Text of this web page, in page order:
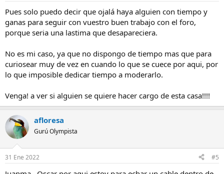
Pues solo puedo decir que ojalá haya alguien con tiempo y
ganas para seguir con vuestro buen trabajo con el foro,
porque seria una lastima que desapareciera.
No es mi caso, ya que no dispongo de tiempo mas que para
curiosear muy de vez en cuando lo que se cuece por aqui, por
lo que imposible dedicar tiempo a moderarlo.
Venga! a ver si alguien se quiere hacer cargo de esta casa!!!!
afloresa
Gurú Olympista
31 Ene 2022 #5